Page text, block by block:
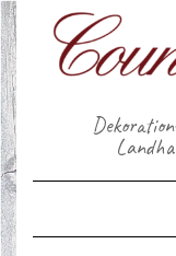
Skip
to
content